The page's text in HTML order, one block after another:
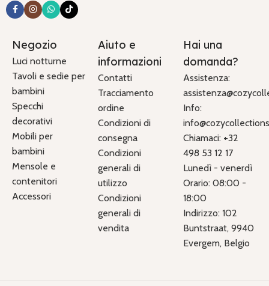
Negozio
Luci notturne
Tavoli e sedie per
bambini
Specchi
decorativi
Mobili per
bambini
Mensole e
contenitori
Accessori
Aiuto e
informazioni
Contatti
Tracciamento
ordine
Condizioni di
consegna
Condizioni
generali di
utilizzo
Condizioni
generali di
vendita
Hai una
domanda?
Assistenza:
Info:
Chiamaci: +32
498 53 12 17
Lunedì - venerdì
Orario: 08:00 -
18:00
Indirizzo: 102
Buntstraat, 9940
Evergem, Belgio